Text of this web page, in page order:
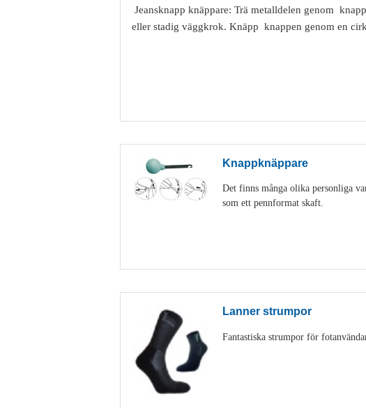
Jeansknapp knäppare: Trä metalldelen genom
eller stadig väggkrok. Knäpp knappen genom en
Knappknäppare
Det finns många olika personliga
som ett pennformat skaft.
Lanner strumpor
Fantastiska strumpor för